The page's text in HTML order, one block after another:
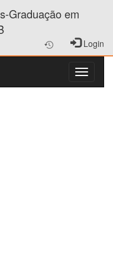
Graduação em
Login